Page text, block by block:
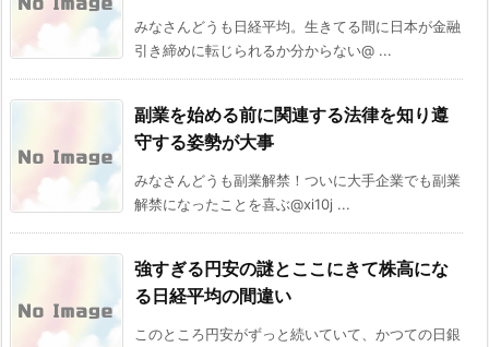
みなさんどうも日経平均。生きてる間に日本が金融
引き締めに転じられるか分からない@ ...
副業を始める前に関連する法律を知り遵
守する姿勢が大事
みなさんどうも副業解禁！ついに大手企業でも副業
解禁になったことを喜ぶ@xi10j ...
強すぎる円安の謎とここにきて株高にな
る日経平均の間違い
このところ円安がずっと続いていて、かつての日銀